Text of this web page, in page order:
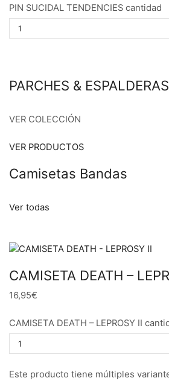
PIN SUCIDAL TENDENCIES cantidad
PARCHES & ESPALDERAS
VER COLECCIÓN
VER PRODUCTOS
Camisetas Bandas
Ver todas
CAMISETA DEATH –
16,95€
CAMISETA DEATH – LEPROSY II
Este producto tiene múltiples